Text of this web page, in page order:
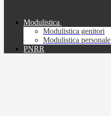
Modulistica
Modulistica genitori
Modulistica personale
PNRR